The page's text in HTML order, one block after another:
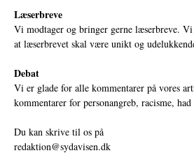
Læserbreve
Vi modtager og bringer gerne læserbreve.
at læserbrevet skal være unikt og
Debat
Vi er glade for alle kommentarer på vores
kommentarer for personangreb, racisme,
Du kan skrive til os på
redaktion@sydavisen.dk